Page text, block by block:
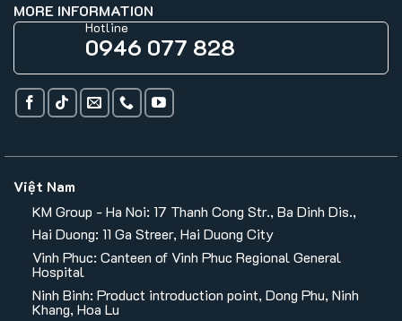
MORE INFORMATION
Hotline
0946 077 828
Việt Nam
KM Group - Ha Noi: 17 Thanh Cong Str., Ba Dinh Dis.,
Hai Duong: 11 Ga Streer, Hai Duong City
Vinh Phuc: Canteen of Vinh Phuc Regional General
Hospital
Ninh Binh: Product introduction point, Dong Phu, Ninh
Khang, Hoa Lu